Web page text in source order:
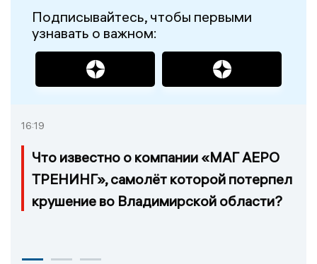
Подписывайтесь, чтобы первыми
узнавать о важном:
16:19
Что известно о компании «МАГ АЕРО
ТРЕНИНГ», самолёт которой потерпел
крушение во Владимирской области?